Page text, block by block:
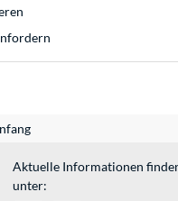
Aktuelle Informationen
unter: